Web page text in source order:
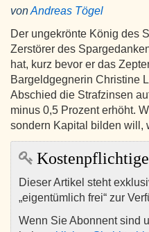
vonAndreas Tögel
Der ungekrönte König des
Zerstörer des
hat, kurz bevor er das
Bargeldgegnerin Christine
Abschied die Strafzinsen
minus 0,5 Prozent erhöht.
sondern Kapital bilden will,
Dieser Artikel steht
„eigentümlich frei“ zur
Wenn Sie Abonnent sind